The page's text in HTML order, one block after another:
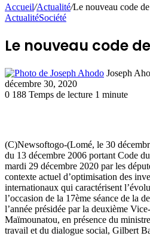
Accueil/Actualité/Le nouveau code
ActualitéSociété
Le nouveau code
Joseph
décembre 30, 2020
0 188 Temps de lecture 1 minute
(C)Newsoftogo-(Lomé, le 30
du 13 décembre 2006 portant Code
mardi 29 décembre 2020 par les
contexte actuel d’optimisation des
internationaux qui caractérisent
l’occasion de la 17ème séance de la
l’année présidée par la deuxième
Maïmounatou, en présence du
travail et du dialogue social, Gilbert